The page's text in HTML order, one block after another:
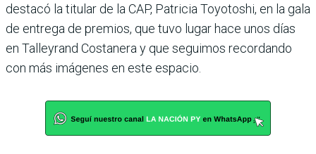
destacó la titular de la CAP, Patri­cia Toyotoshi, en la gala
de entrega de premios, que tuvo lugar hace unos días
en Talleyrand Costanera y que seguimos recordando
con más imágenes en este espacio.